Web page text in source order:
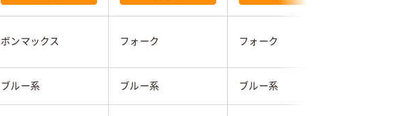
ボンマックス フォーク フォーク
ブルー系 ブルー系 ブルー系